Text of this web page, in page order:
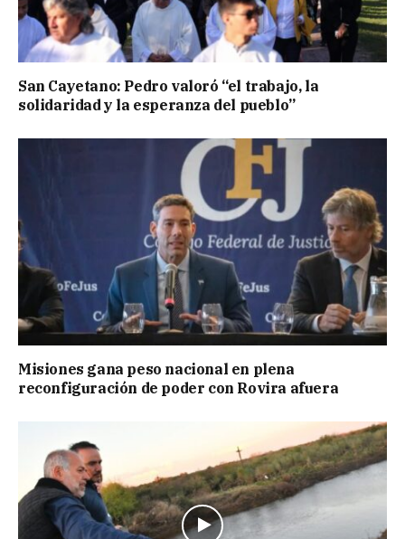
San Cayetano: Pedro valoró “el trabajo, la
solidaridad y la esperanza del pueblo”
Misiones gana peso nacional en plena
reconfiguración de poder con Rovira afuera